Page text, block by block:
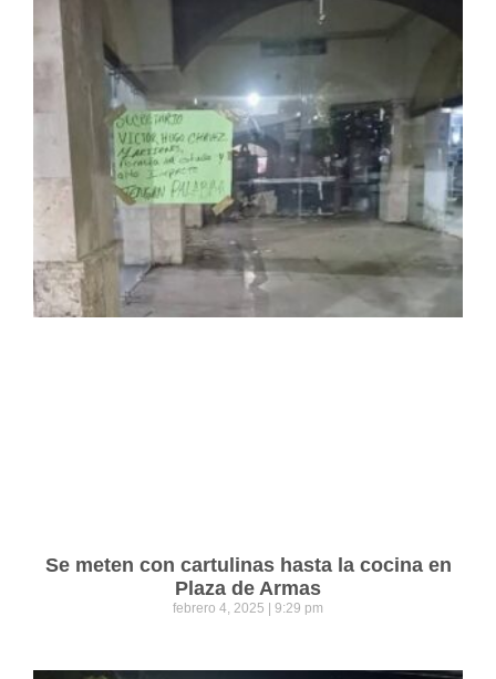
Se meten con cartulinas hasta la cocina en
Plaza de Armas
febrero 4, 2025 9:29 pm